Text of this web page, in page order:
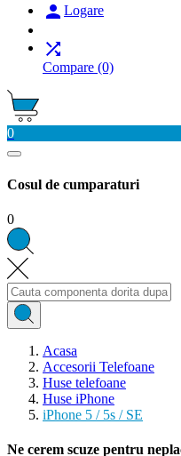
 Logare

Compare (0)
0
Cosul de cumparaturi
0
Acasa
Accesorii Telefoane
Huse telefoane
Huse iPhone
iPhone 5 / 5s / SE
Ne cerem scuze pentru